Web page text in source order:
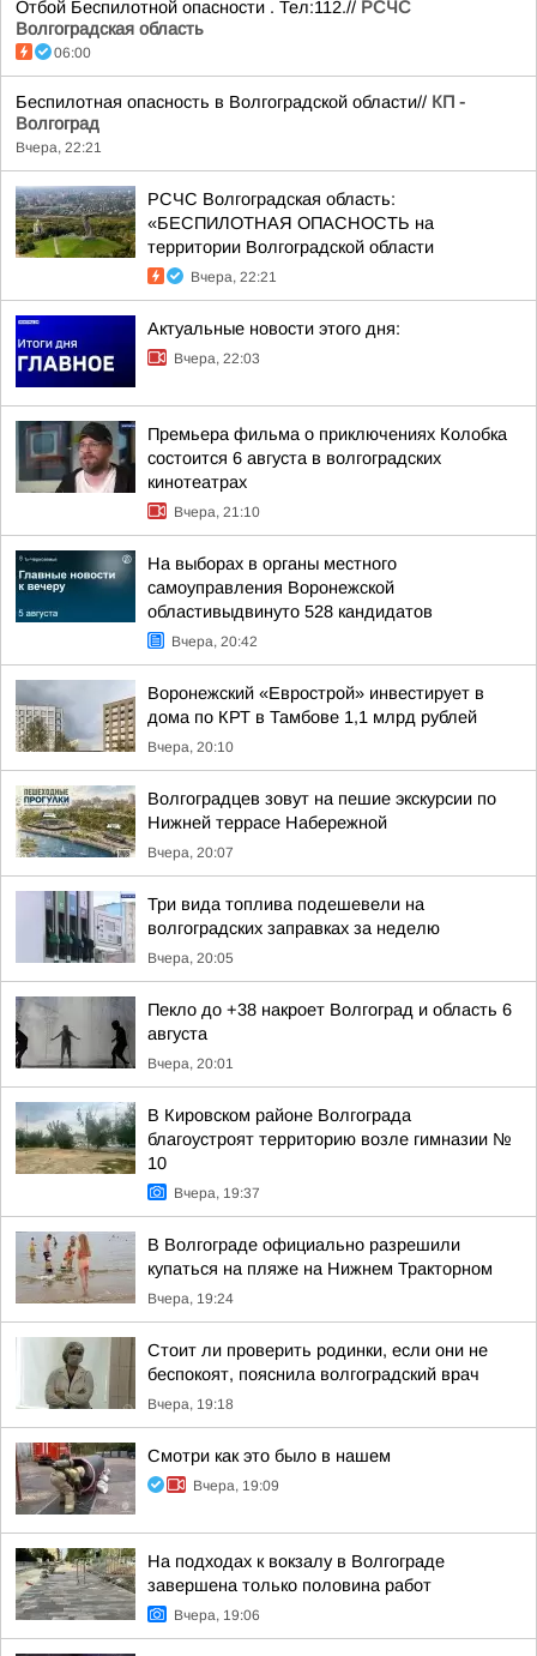
Отбой Беспилотной опасности . Тел:112.// РСЧС
Волгоградская область
06:00
Беспилотная опасность в Волгоградской области// КП -
Волгоград
Вчера, 22:21
РСЧС Волгоградская область:
«БЕСПИЛОТНАЯ ОПАСНОСТЬ на
территории Волгоградской области
Вчера, 22:21
Актуальные новости этого дня:
Вчера, 22:03
Премьера фильма о приключениях Колобка
состоится 6 августа в волгоградских
кинотеатрах
Вчера, 21:10
На выборах в органы местного
самоуправления Воронежской
областивыдвинуто 528 кандидатов
Вчера, 20:42
Воронежский «Еврострой» инвестирует в
дома по КРТ в Тамбове 1,1 млрд рублей
Вчера, 20:10
Волгоградцев зовут на пешие экскурсии по
Нижней террасе Набережной
Вчера, 20:07
Три вида топлива подешевели на
волгоградских заправках за неделю
Вчера, 20:05
Пекло до +38 накроет Волгоград и область 6
августа
Вчера, 20:01
В Кировском районе Волгограда
благоустроят территорию возле гимназии №
10
Вчера, 19:37
В Волгограде официально разрешили
купаться на пляже на Нижнем Тракторном
Вчера, 19:24
Стоит ли проверить родинки, если они не
беспокоят, пояснила волгоградский врач
Вчера, 19:18
Смотри как это было в нашем
Вчера, 19:09
На подходах к вокзалу в Волгограде
завершена только половина работ
Вчера, 19:06